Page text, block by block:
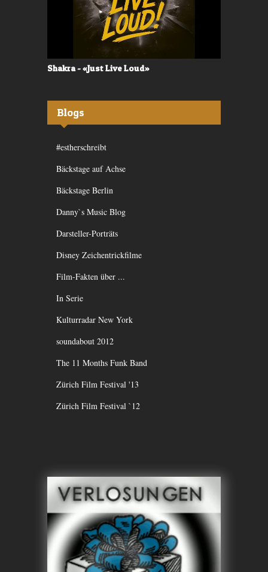
Shakra - «Just Live Loud»
Blogs
#estherschreibt
Bäckstage auf Achse
Bäckstage Berlin
Danny`s Music Blog
Darsteller-Porträts
Disney Zeichentrickfilme
Film-Fakten über ...
In Serie
Kulturradar New York
soundabout 2012
The 11 Months Funk Band
Zürich Film Festival '13
Zürich Film Festival `12